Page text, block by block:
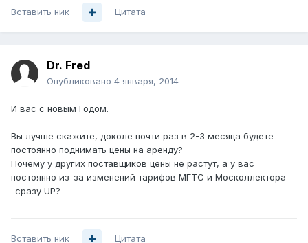
Вставить ник Цитата
Dr. Fred
Опубликовано 4 января, 2014
И вас с новым Годом.
Вы лучше скажите, доколе почти раз в 2-3 месяца будете
постоянно поднимать цены на аренду?
Почему у других поставщиков цены не растут, а у вас
постоянно из-за изменений тарифов МГТС и Москоллектора
-сразу UP?
Вставить ник Цитата